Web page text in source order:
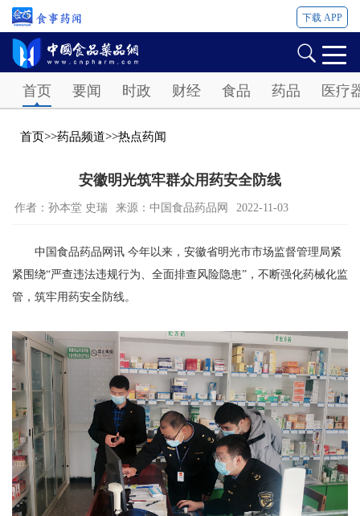
下载 APP
首页 要闻 时政 财经 食品 药品 医疗
首页>>药品频道>>热点药闻
安徽明光筑牢群众用药安全防线
作者：孙本堂 史瑞 来源：中国食品药品网 2022-11-03
中国食品药品网讯 今年以来，安徽省明光市市场监督管理局紧
紧围绕“严查违法违规行为、全面排查风险隐患”，不断强化药械化监
管，筑牢用药安全防线。